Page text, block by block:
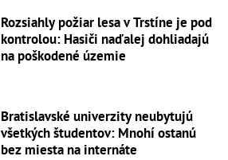
Rozsiahly požiar lesa v Trstíne je pod
kontrolou: Hasiči naďalej dohliadajú
na poškodené územie
Bratislavské univerzity neubytujú
všetkých študentov: Mnohí ostanú
bez miesta na internáte